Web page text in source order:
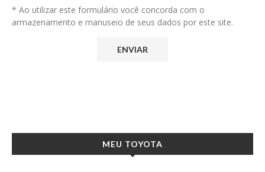
* Ao utilizar este formulário você concorda com o
armazenamento e manuseio de seus dados por este site.
MEU TOYOTA